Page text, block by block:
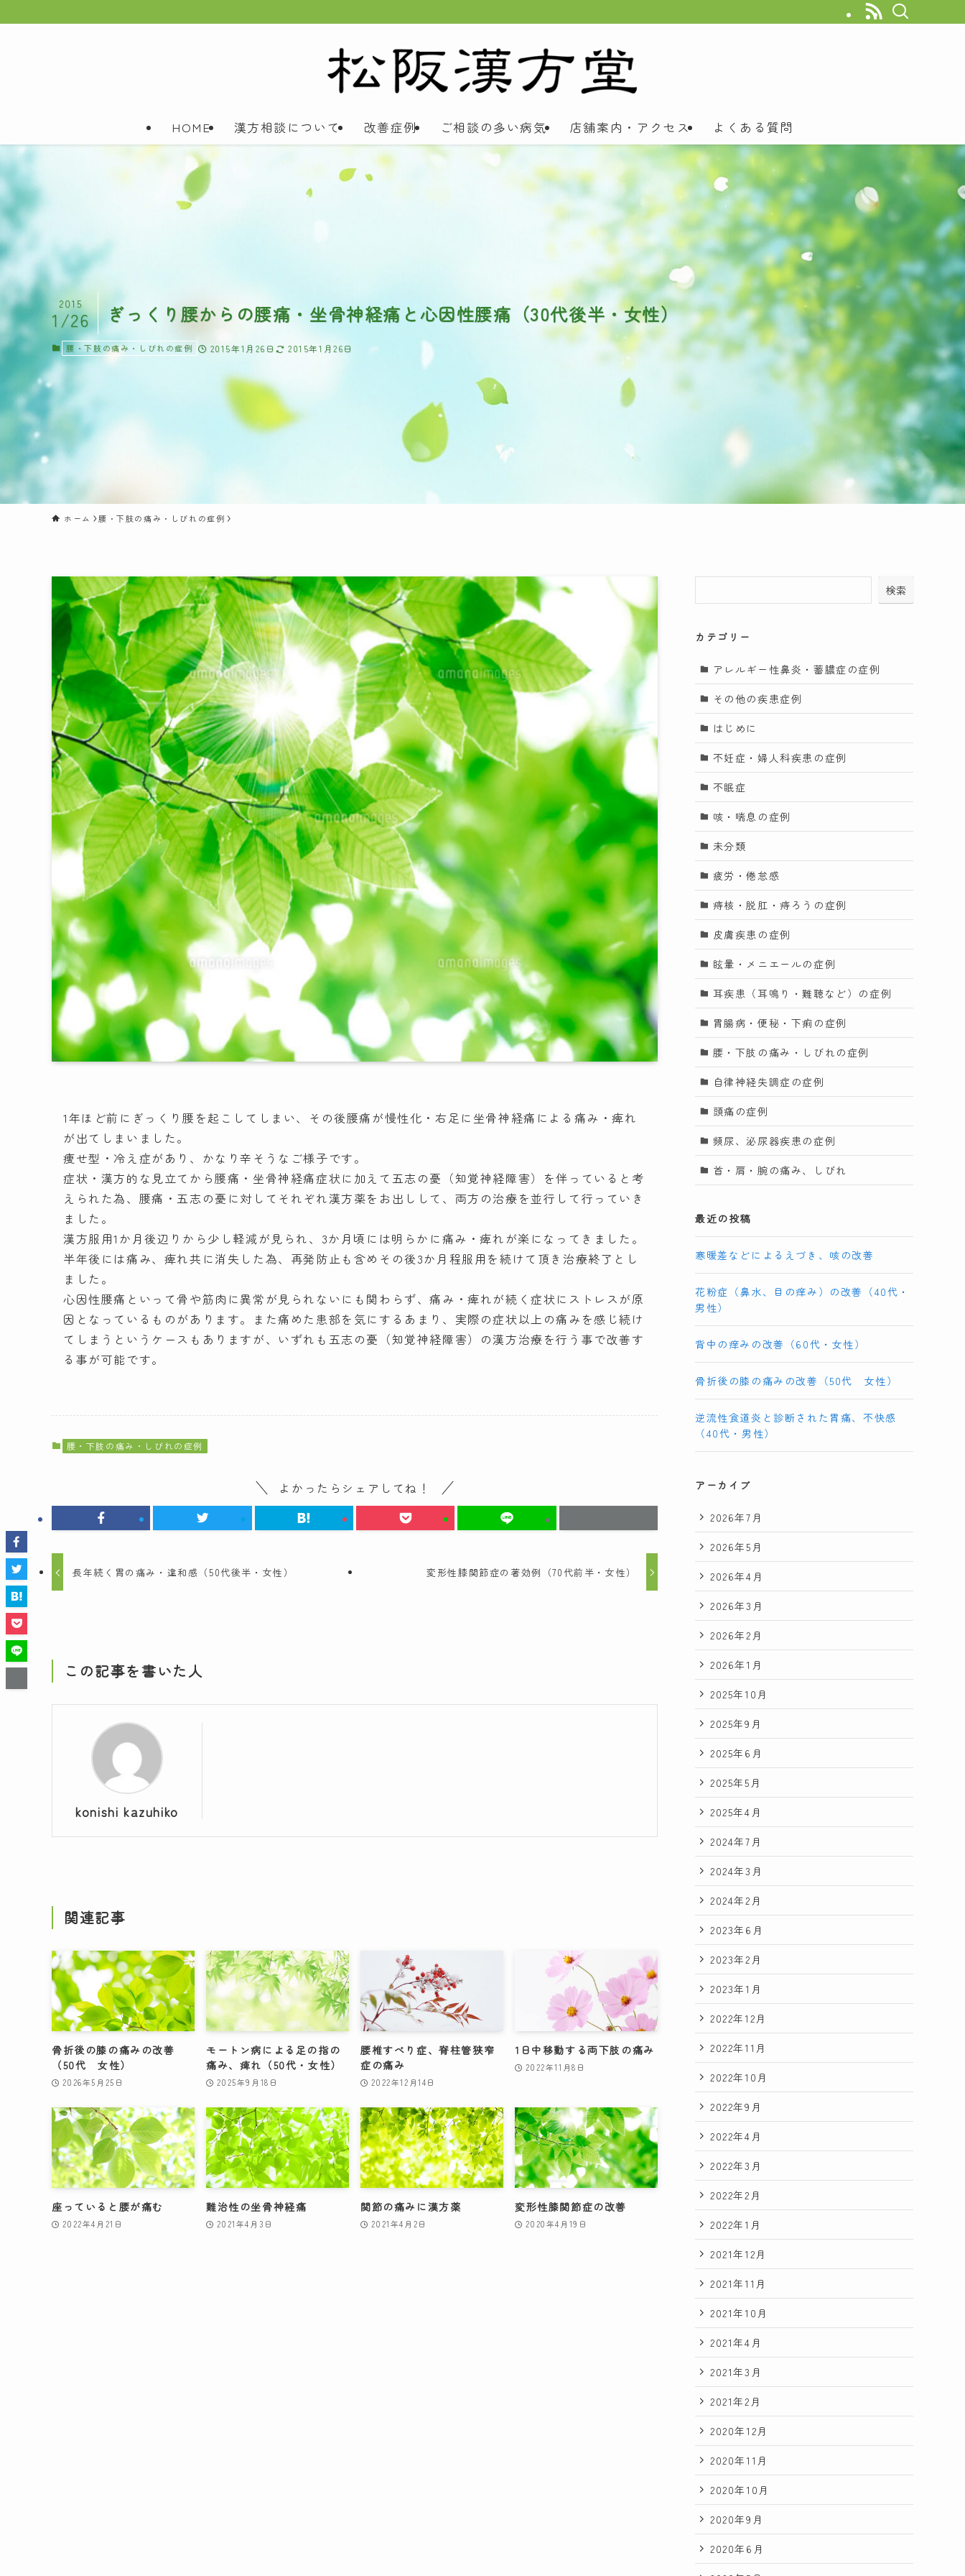
HOME 漢方相談について 改善症例 ご相談の多い病気 店舗案内・アクセス よくある質問
ぎっくり腰からの腰痛・坐骨神経痛と心因性腰痛（30代後半・女性）
2015
1/26
腰・下肢の痛み・しびれの症例 2015年1月26日 2015年1月26日
ホーム 腰・下肢の痛み・しびれの症例
1年ほど前にぎっくり腰を起こしてしまい、その後腰痛が慢性化・右足に坐骨神経痛による痛み・痺れ
が出てしまいました。
痩せ型・冷え症があり、かなり辛そうなご様子です。
症状・漢方的な見立てから腰痛・坐骨神経痛症状に加えて五志の憂（知覚神経障害）を伴っていると考
えられた為、腰痛・五志の憂に対してそれぞれ漢方薬をお出しして、両方の治療を並行して行っていき
ました。
漢方服用1か月後辺りから少し軽減が見られ、3か月頃には明らかに痛み・痺れが楽になってきました。
半年後には痛み、痺れ共に消失した為、再発防止も含めその後3か月程服用を続けて頂き治療終了とし
ました。
心因性腰痛といって骨や筋肉に異常が見られないにも関わらず、痛み・痺れが続く症状にストレスが原
因となっているものがあります。また痛めた患部を気にするあまり、実際の症状以上の痛みを感じ続け
てしまうというケースもありますが、いずれも五志の憂（知覚神経障害）の漢方治療を行う事で改善す
る事が可能です。
腰・下肢の痛み・しびれの症例
よかったらシェアしてね！
長年続く胃の痛み・違和感（50代後半・女性） 変形性膝関節症の著効例（70代前半・女性）
この記事を書いた人
konishi kazuhiko
関連記事
骨折後の膝の痛みの改善
（50代 女性）
2026年5月25日
モートン病による足の指の
痛み、痺れ（50代・女性）
2025年9月18日
腰椎すべり症、脊柱管狭窄
症の痛み
2022年12月14日
1日中移動する両下肢の痛み
2022年11月8日
座っていると腰が痛む
2022年4月21日
難治性の坐骨神経痛
2021年4月3日
関節の痛みに漢方薬
2021年4月2日
変形性膝関節症の改善
2020年4月19日
検索
カテゴリー
アレルギー性鼻炎・蓄膿症の症例
その他の疾患症例
はじめに
不妊症・婦人科疾患の症例
不眠症
咳・喘息の症例
未分類
疲労・倦怠感
痔核・脱肛・痔ろうの症例
皮膚疾患の症例
眩暈・メニエールの症例
耳疾患（耳鳴り・難聴など）の症例
胃腸病・便秘・下痢の症例
腰・下肢の痛み・しびれの症例
自律神経失調症の症例
頭痛の症例
頻尿、泌尿器疾患の症例
首・肩・腕の痛み、しびれ
最近の投稿
寒暖差などによるえづき、咳の改善
花粉症（鼻水、目の痒み）の改善（40代・
男性）
背中の痒みの改善（60代・女性）
骨折後の膝の痛みの改善（50代 女性）
逆流性食道炎と診断された胃痛、不快感
（40代・男性）
アーカイブ
2026年7月
2026年5月
2026年4月
2026年3月
2026年2月
2026年1月
2025年10月
2025年9月
2025年6月
2025年5月
2025年4月
2024年7月
2024年3月
2024年2月
2023年6月
2023年2月
2023年1月
2022年12月
2022年11月
2022年10月
2022年9月
2022年4月
2022年3月
2022年2月
2022年1月
2021年12月
2021年11月
2021年10月
2021年4月
2021年3月
2021年2月
2020年12月
2020年11月
2020年10月
2020年9月
2020年6月